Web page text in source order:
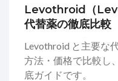
Levothroid（
代替薬の徹底比較
Levothroid と主要な
方法・価格で比較し
底ガイドです。